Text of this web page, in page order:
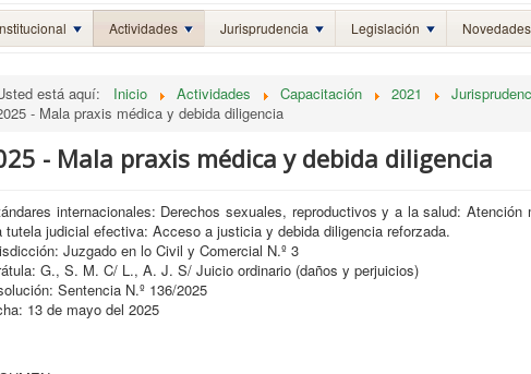
Actividades Jurisprudencia Legislación Novedades
está aquí: Inicio Actividades Capacitación 2021
- Mala praxis médica y debida diligencia
- Mala praxis médica y debida diligencia
internacionales: Derechos sexuales, reproductivos y a la salud: Atención
tutela judicial efectiva: Acceso a justicia y debida diligencia reforzada.
Juzgado en lo Civil y Comercial N.º 3
G., S. M. C/ L., A. J. S/ Juicio ordinario (daños y perjuicios)
Sentencia N.º 136/2025
13 de mayo del 2025